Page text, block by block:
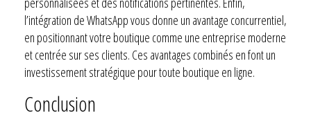
l’intégration de WhatsApp vous donne un avantage concurrentiel,
en positionnant votre boutique comme une entreprise moderne
et centrée sur ses clients. Ces avantages combinés en font un
investissement stratégique pour toute boutique en ligne.
Conclusion